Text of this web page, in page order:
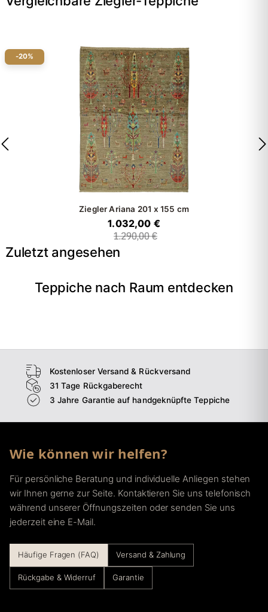
-20%
Ziegler Ariana 201 x 155 cm
1.032,00 €
1.290,00 €
Zuletzt angesehen
Teppiche nach Raum entdecken
Wohnzimmer
Kostenloser Versand & Rückversand
31 Tage Rückgaberecht
3 Jahre Garantie auf handgeknüpfte Teppiche
Wie können wir helfen?
Für persönliche Beratung und individuelle Anliegen stehen
wir Ihnen gerne zur Seite. Kontaktieren Sie uns telefonisch
während unserer Öffnungszeiten oder senden Sie uns
jederzeit eine E-Mail.
Häufige Fragen (FAQ) Versand & Zahlung
Rückgabe & Widerruf Garantie